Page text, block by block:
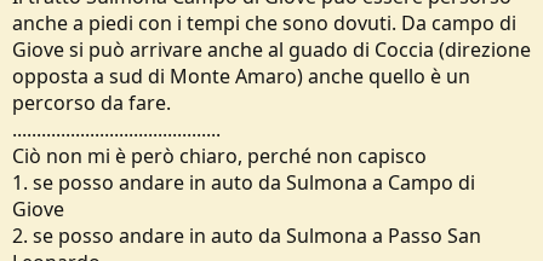
anche a piedi con i tempi che sono dovuti. Da campo di
Giove si può arrivare anche al guado di Coccia (direzione
opposta a sud di Monte Amaro) anche quello è un
percorso da fare.
...........................................
Ciò non mi è però chiaro, perché non capisco
1. se posso andare in auto da Sulmona a Campo di
Giove
2. se posso andare in auto da Sulmona a Passo San